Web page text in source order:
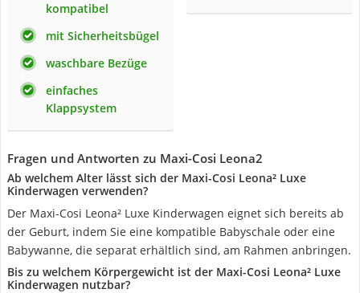
kompatibel
mit Sicherheitsbügel
waschbare Bezüge
einfaches
Klappsystem
Fragen und Antworten zu Maxi-Cosi Leona2
Ab welchem Alter lässt sich der Maxi-Cosi Leona² Luxe
Kinderwagen verwenden?
Der Maxi-Cosi Leona² Luxe Kinderwagen eignet sich bereits ab
der Geburt, indem Sie eine kompatible Babyschale oder eine
Babywanne, die separat erhältlich sind, am Rahmen anbringen.
Bis zu welchem Körpergewicht ist der Maxi-Cosi Leona² Luxe
Kinderwagen nutzbar?